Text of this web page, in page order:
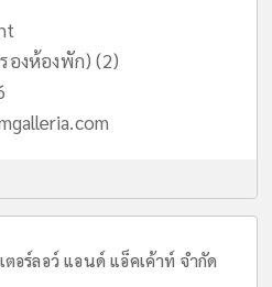
องห้องพัก) (2)
อร์ลอว์ แอนด์ แอ็คเค้าท์ จำกัด